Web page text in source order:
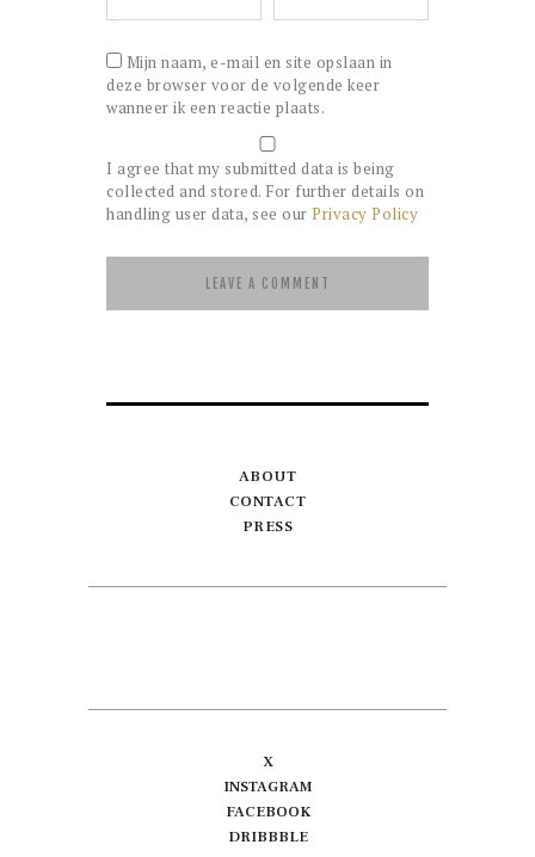
Mijn naam, e-mail en site opslaan in
deze browser voor de volgende keer
wanneer ik een reactie plaats.
I agree that my submitted data is being
collected and stored. For further details on
handling user data, see our Privacy Policy
ABOUT
CONTACT
PRESS
X
INSTAGRAM
FACEBOOK
DRIBBBLE